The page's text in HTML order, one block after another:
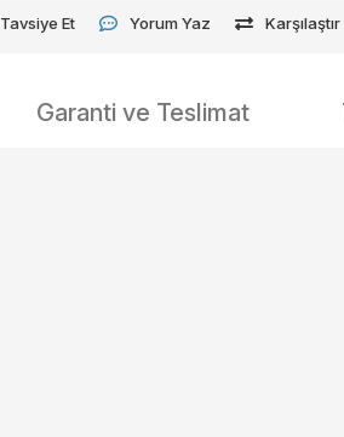
Tavsiye Et Yorum Yaz Karşılaştır
Garanti ve Teslimat